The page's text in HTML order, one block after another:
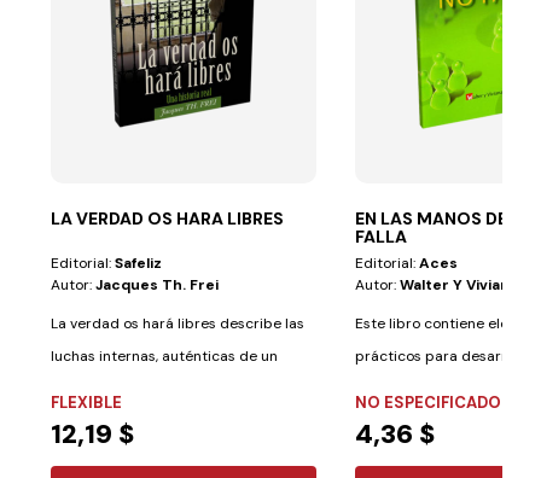
LA VERDAD OS HARA LIBRES
Editorial:Safeliz
Autor:Jacques Th. Frei
La verdad os hará libres describe las
luchas internas, auténticas de un
FLEXIBLE
12,19 $
EN LAS MANOS DE
FALLA
Editorial:Aces
Autor:Walter Y Viviana
Este libro contiene
prácticos para desarrollar
NO ESPECIFICADO
4,36 $